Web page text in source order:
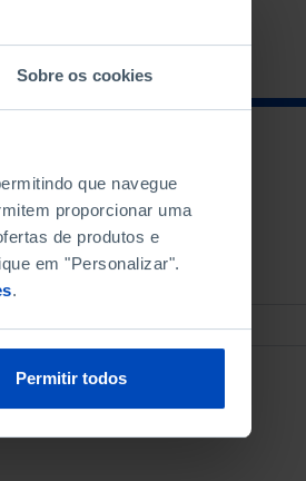
Sobre os cookies
que navegue
proporcionar uma
de produtos e
em "Personalizar".
.
Permitir todos
ORDENAR POR